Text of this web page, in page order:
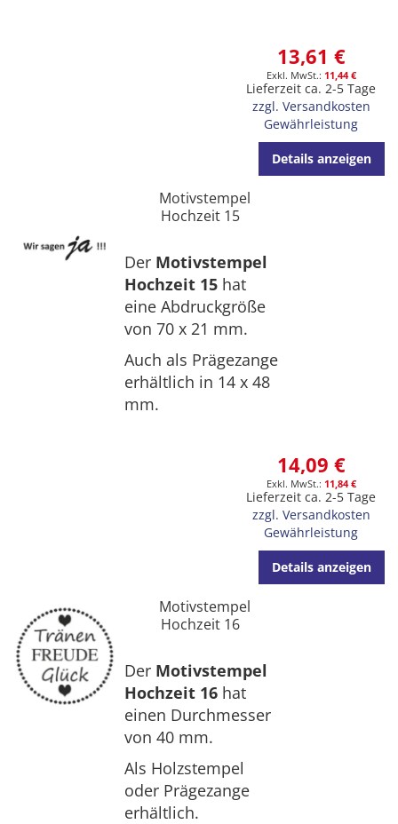
13,61 €
11,44 €
Lieferzeit ca. 2-5 Tage
zzgl. Versandkosten
Gewährleistung
Details anzeigen
Motivstempel
Hochzeit 15
Der Motivstempel
Hochzeit 15 hat
eine Abdruckgröße
von 70 x 21 mm.
Auch als Prägezange
erhältlich in 14 x 48
mm.
14,09 €
11,84 €
Lieferzeit ca. 2-5 Tage
zzgl. Versandkosten
Gewährleistung
Details anzeigen
Motivstempel
Hochzeit 16
Der Motivstempel
Hochzeit 16 hat
einen Durchmesser
von 40 mm.
Als Holzstempel
oder Prägezange
erhältlich.